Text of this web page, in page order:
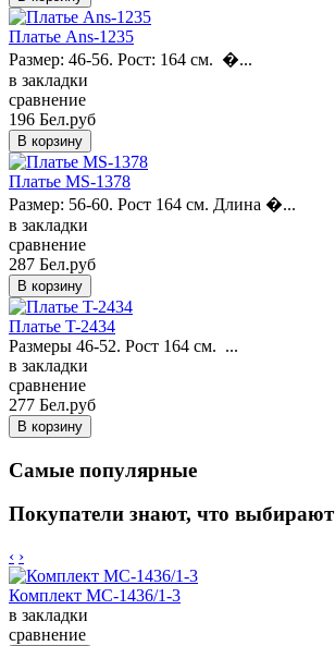
Платье Ans-1235
Размер: 46-56. Рост: 164 см. �...
в закладки
сравнение
196 Бел.руб
Платье MS-1378
Размер: 56-60. Рост 164 см. Длина �...
в закладки
сравнение
287 Бел.руб
Платье T-2434
Размеры 46-52. Рост 164 см. ...
в закладки
сравнение
277 Бел.руб
Самые популярные
Покупатели знают, что выбирают
‹ ›
Комплект MC-1436/1-3
в закладки
сравнение